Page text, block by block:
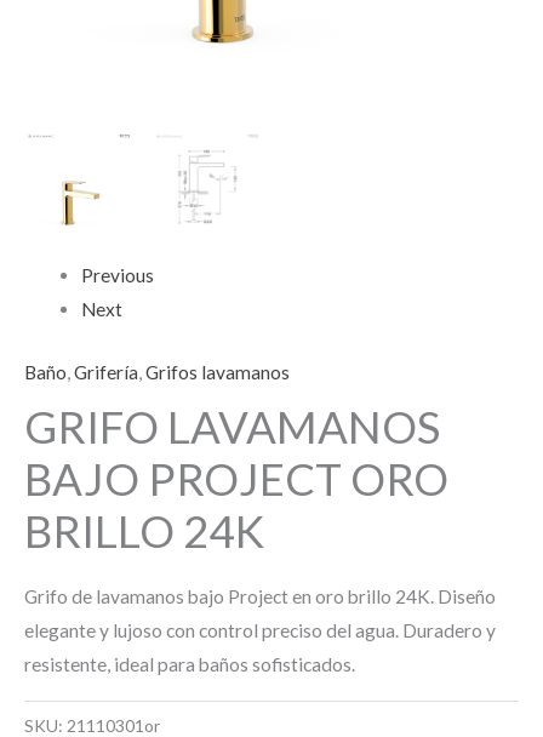
Previous
Next
Baño,Grifería,Grifos lavamanos
GRIFO LAVAMANOS
BAJO PROJECT ORO
BRILLO 24K
Grifo de lavamanos bajo Project en oro brillo 24K. Diseño
elegante y lujoso con control preciso del agua. Duradero y
resistente, ideal para baños sofisticados.
SKU: 21110301or